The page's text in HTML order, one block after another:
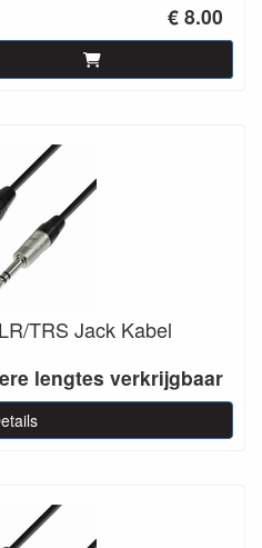
€ 8.00
TRS Jack Kabel
lengtes verkrijgbaar